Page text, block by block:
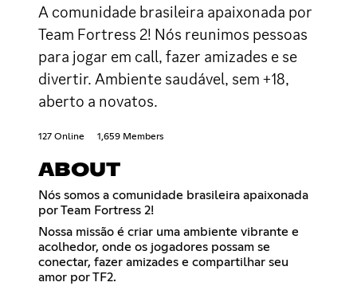
A comunidade brasileira apaixonada por
Team Fortress 2! Nós reunimos pessoas
para jogar em call, fazer amizades e se
divertir. Ambiente saudável, sem +18,
aberto a novatos.
127 Online 1,659 Members
ABOUT
Nós somos a comunidade brasileira apaixonada
por Team Fortress 2!
Nossa missão é criar uma ambiente vibrante e
acolhedor, onde os jogadores possam se
conectar, fazer amizades e compartilhar seu
amor por TF2.